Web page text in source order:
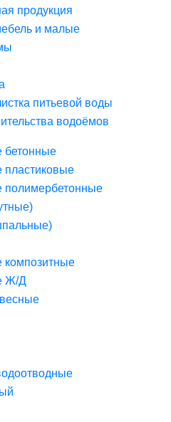
продукция
и малые
питьевой воды
водоёмов
бетонные
пластиковые
полимербетонные
композитные
Ж/Д